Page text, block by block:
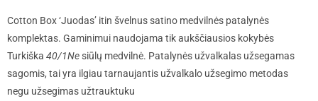
Cotton Box ‘Juodas’ itin švelnus satino medvilnės patalynės
komplektas. Gaminimui naudojama tik aukščiausios kokybės
Turkiška 40/1Nesiūlų medvilnė. Patalynės užvalkalas užsegamas
sagomis, tai yra ilgiau tarnaujantis užvalkalo užsegimo metodas
negu užsegimas užtrauktuku